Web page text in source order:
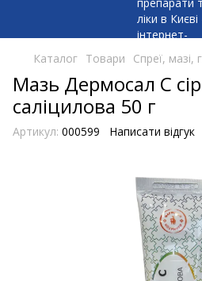
Каталог Товари Спреї, мазі,
Мазь Дермосал С
саліцилова 50 г
Артикул: 000599 Написати відгук